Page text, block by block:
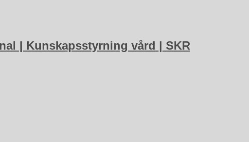
| Kunskapsstyrning vård | SKR